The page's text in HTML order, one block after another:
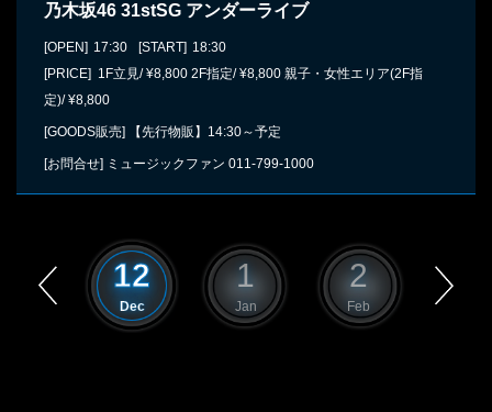
乃木坂46 31stSG アンダーライブ
[OPEN] 17:30 [START] 18:30
[PRICE] 1F立見/ ¥8,800 2F指定/ ¥8,800 親子・女性エリア(2F指
定)/ ¥8,800
[GOODS販売] 【先行物販】14:30～予定
[お問合せ] ミュージックファン 011-799-1000
12
Dec
1
Jan
2
Feb